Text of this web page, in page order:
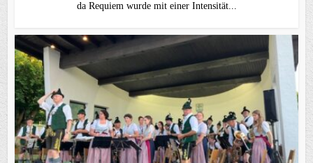
da Requiem wurde mit einer Intensität...